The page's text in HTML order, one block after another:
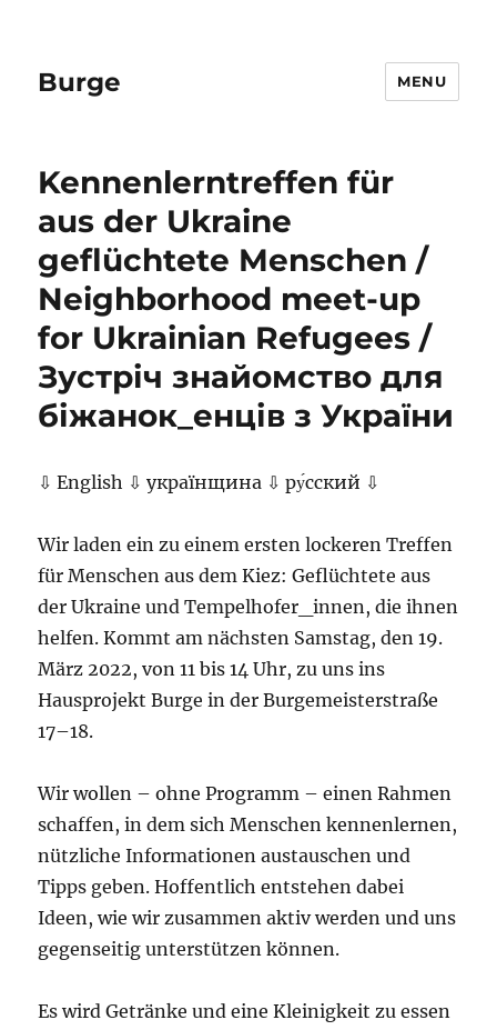
Burge MENU
Kennenlerntreffen für
aus der Ukraine
geflüchtete Menschen /
Neighborhood meet-up
for Ukrainian Refugees /
Зустріч знайомство для
біжанок_енців з України
⇩ English ⇩ українщина ⇩ ру́сский ⇩
Wir laden ein zu einem ersten lockeren Treffen
für Menschen aus dem Kiez: Geflüchtete aus
der Ukraine und Tempelhofer_innen, die ihnen
helfen. Kommt am nächsten Samstag, den 19.
März 2022, von 11 bis 14 Uhr, zu uns ins
Hausprojekt Burge in der Burgemeisterstraße
17–18.
Wir wollen – ohne Programm – einen Rahmen
schaffen, in dem sich Menschen kennenlernen,
nützliche Informationen austauschen und
Tipps geben. Hoffentlich entstehen dabei
Ideen, wie wir zusammen aktiv werden und uns
gegenseitig unterstützen können.
Es wird Getränke und eine Kleinigkeit zu essen